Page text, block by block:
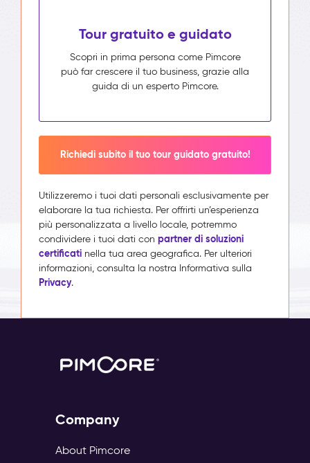
Tour gratuito e guidato
Scopri in prima persona come Pimcore
può far crescere il tuo business, grazie alla
guida di un esperto Pimcore.
Richiedi subito il tuo tour guidato gratuito!
Utilizzeremo i tuoi dati personali esclusivamente per
elaborare la tua richiesta. Per offrirti un’esperienza
più personalizzata a livello locale, potremmo
condividere i tuoi dati con partner di soluzioni
certificati nella tua area geografica. Per ulteriori
informazioni, consulta la nostra Informativa sulla
Privacy.
Company
About Pimcore